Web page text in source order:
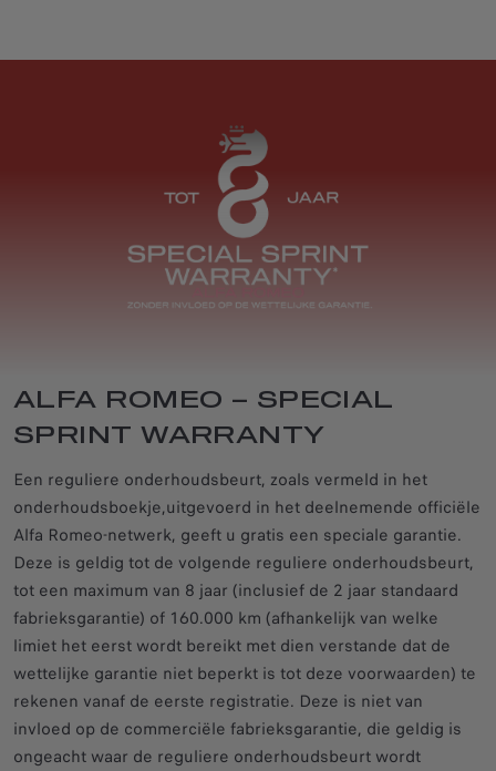
ALFA ROMEO – SPECIAL
SPRINT WARRANTY
Een reguliere onderhoudsbeurt, zoals vermeld in het
onderhoudsboekje,uitgevoerd in het deelnemende officiële
Alfa Romeo-netwerk, geeft u gratis een speciale garantie.
Deze is geldig tot de volgende reguliere onderhoudsbeurt,
tot een maximum van 8 jaar (inclusief de 2 jaar standaard
fabrieksgarantie) of 160.000 km (afhankelijk van welke
limiet het eerst wordt bereikt met dien verstande dat de
wettelijke garantie niet beperkt is tot deze voorwaarden) te
rekenen vanaf de eerste registratie. Deze is niet van
invloed op de commerciële fabrieksgarantie, die geldig is
ongeacht waar de reguliere onderhoudsbeurt wordt